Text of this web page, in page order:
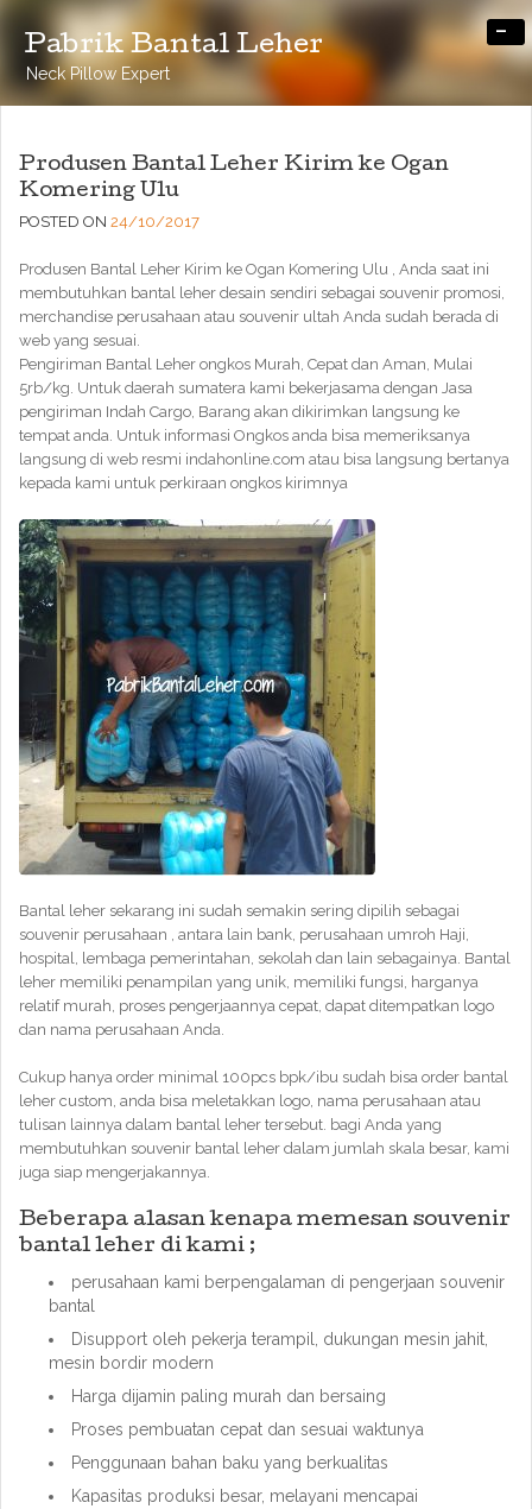
Pabrik Bantal Leher
Neck Pillow Expert
-
Produsen Bantal Leher Kirim ke Ogan
Komering Ulu
POSTED ON 24/10/2017
Produsen Bantal Leher Kirim ke Ogan Komering Ulu , Anda saat ini
membutuhkan bantal leher desain sendiri sebagai souvenir promosi,
merchandise perusahaan atau souvenir ultah Anda sudah berada di
web yang sesuai.
Pengiriman Bantal Leher ongkos Murah, Cepat dan Aman, Mulai
5rb/kg. Untuk daerah sumatera kami bekerjasama dengan Jasa
pengiriman Indah Cargo, Barang akan dikirimkan langsung ke
tempat anda. Untuk informasi Ongkos anda bisa memeriksanya
langsung di web resmi indahonline.com atau bisa langsung bertanya
kepada kami untuk perkiraan ongkos kirimnya
Bantal leher sekarang ini sudah semakin sering dipilih sebagai
souvenir perusahaan , antara lain bank, perusahaan umroh Haji,
hospital, lembaga pemerintahan, sekolah dan lain sebagainya. Bantal
leher memiliki penampilan yang unik, memiliki fungsi, harganya
relatif murah, proses pengerjaannya cepat, dapat ditempatkan logo
dan nama perusahaan Anda.
Cukup hanya order minimal 100pcs bpk/ibu sudah bisa order bantal
leher custom, anda bisa meletakkan logo, nama perusahaan atau
tulisan lainnya dalam bantal leher tersebut. bagi Anda yang
membutuhkan souvenir bantal leher dalam jumlah skala besar, kami
juga siap mengerjakannya.
Beberapa alasan kenapa memesan souvenir
bantal leher di kami ;
perusahaan kami berpengalaman di pengerjaan souvenir
bantal
Disupport oleh pekerja terampil, dukungan mesin jahit,
mesin bordir modern
Harga dijamin paling murah dan bersaing
Proses pembuatan cepat dan sesuai waktunya
Penggunaan bahan baku yang berkualitas
Kapasitas produksi besar, melayani mencapai